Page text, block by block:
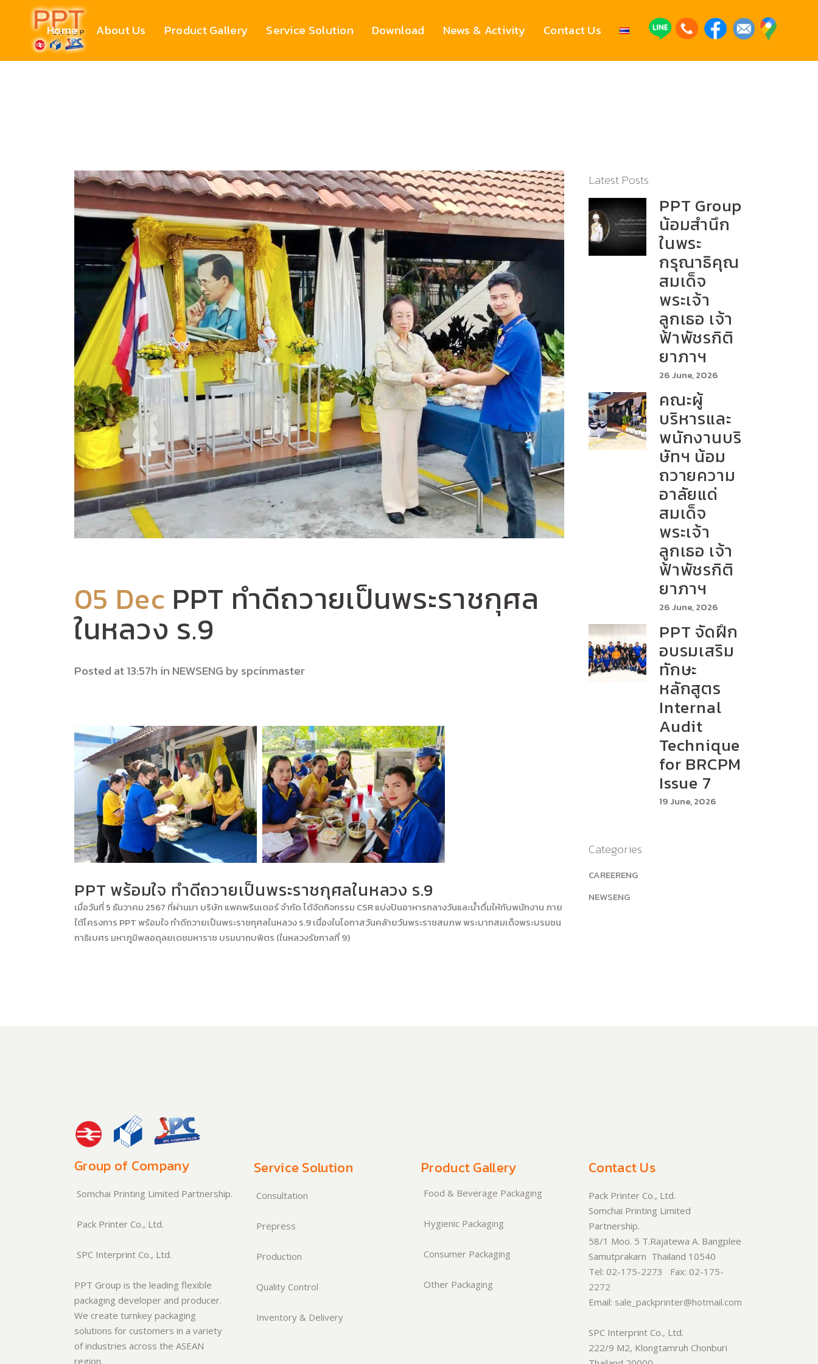
Home About Us Product Gallery Service Solution Download News & Activity Contact Us
05 Dec PPT ทำดีถวายเป็นพระราชกุศล
ในหลวง ร.9
Posted at 13:57h in NEWSENG byspcinmaster
PPT พร้อมใจ ทำดีถวายเป็นพระราชกุศลในหลวง ร.9
เมื่อวันที่ 5 ธันวาคม 2567 ที่ผ่านมา บริษัท แพคพรินเตอร์ จำกัด ได้จัดกิจกรรม CSR แบ่งปันอาหารกลางวันและน้ำดื่มให้กับพนักงาน ภาย
ใต้โครงการ PPT พร้อมใจ ทำดีถวายเป็นพระราชกุศลในหลวง ร.9 เนื่องในโอกาสวันคล้ายวันพระราชสมภพ พระบาทสมเด็จพระบรมชน
กาธิเบศร มหาภูมิพลอดุลยเดชมหาราช บรมนาถบพิตร (ในหลวงรัชกาลที่ 9)
Latest Posts
PPT Group
น้อมสำนึก
ในพระ
กรุณาธิคุณ
สมเด็จ
พระเจ้า
ลูกเธอ เจ้า
ฟ้าพัชรกิติ
ยาภาฯ
26 June, 2026
คณะผู้
บริหารและ
พนักงานบริ
ษัทฯ น้อม
ถวายความ
อาลัยแด่
สมเด็จ
พระเจ้า
ลูกเธอ เจ้า
ฟ้าพัชรกิติ
ยาภาฯ
26 June, 2026
PPT จัดฝึก
อบรมเสริม
ทักษะ
หลักสูตร
Internal
Audit
Technique
for BRCPM
Issue 7
19 June, 2026
Categories
CAREERENG
NEWSENG
Group of Company
Somchai Printing Limited Partnership.
Pack Printer Co., Ltd.
SPC Interprint Co., Ltd.
PPT Group is the leading flexible
packaging developer and producer.
We create turnkey packaging
solutions for customers in a variety
of industries across the ASEAN
region.
Service Solution
Consultation
Prepress
Production
Quality Control
Inventory & Delivery
Product Gallery
Food & Beverage Packaging
Hygienic Packaging
Consumer Packaging
Other Packaging
Contact Us
Pack Printer Co., Ltd.
Somchai Printing Limited
Partnership.
58/1 Moo. 5 T.Rajatewa A. Bangplee
Samutprakarn Thailand 10540
Tel: 02-175-2273 Fax: 02-175-
2272
Email: sale_packprinter@hotmail.com
SPC Interprint Co., Ltd.
222/9 M2, Klongtamruh Chonburi